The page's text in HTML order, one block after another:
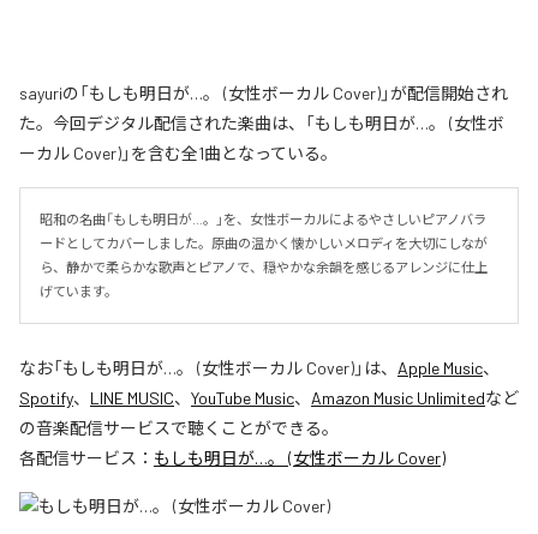
sayuriの「もしも明日が…。 (女性ボーカル Cover)」が配信開始され
た。今回デジタル配信された楽曲は、「もしも明日が…。 (女性ボ
ーカル Cover)」を含む全1曲となっている。
昭和の名曲「もしも明日が…。」を、女性ボーカルによるやさしいピアノバラ
ードとしてカバーしました。原曲の温かく懐かしいメロディを大切にしなが
ら、静かで柔らかな歌声とピアノで、穏やかな余韻を感じるアレンジに仕上
げています。
なお「もしも明日が…。 (女性ボーカル Cover)」は、 Apple Music、
Spotify、 LINE MUSIC、 YouTube Music、 Amazon Music Unlimitedなど
の音楽配信サービスで聴くことができる。
各配信サービス： もしも明日が…。 (女性ボーカル Cover)